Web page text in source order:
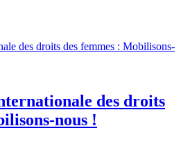
des droits
nous !